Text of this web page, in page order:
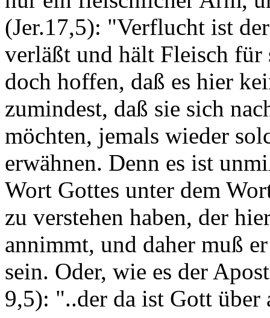
(Jer.17,5): "Verflucht ist
verläßt und hält Fleisch
doch hoffen, daß es hier
zumindest, daß sie sich
möchten, jemals wieder
erwähnen. Denn es ist
Wort Gottes unter dem
zu verstehen haben, der
annimmt, und daher muß
sein. Oder, wie es der
9,5): "..der da ist Gott